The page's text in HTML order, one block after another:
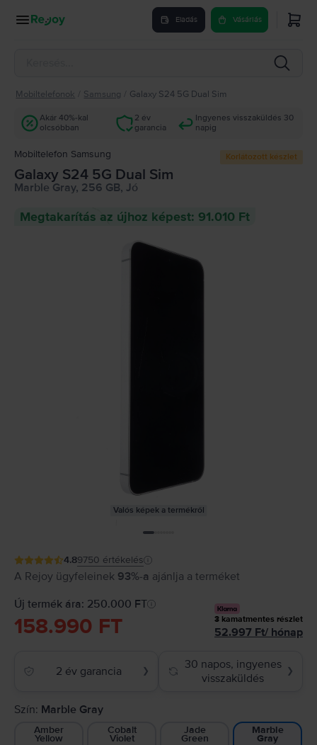
Eladás Vásárlás
Mobiltelefonok Samsung Galaxy S24 5G Dual Sim
Akár 40%-kal
olcsóbban
2 év
garancia
Ingyenes visszaküldés 30
napig
Mobiltelefon Samsung Korlátozott készlet
Galaxy S24 5G Dual Sim
Marble Gray, 256 GB, Jó
Megtakarítás az újhoz képest: 91.010 Ft
Valós képek a termékről
4.89750 értékelés
A Rejoy ügyfeleinek 93%-a ajánlja a terméket
Új termék ára: 250.000 FT
158.990 FT 3 kamatmentes részlet
52.997 Ft/ hónap
2 év garancia ❯
30 napos, ingyenes
visszaküldés
❯
Szín: Marble Gray
Amber
Yellow
Cobalt
Violet
Jade
Green
Marble
Gray